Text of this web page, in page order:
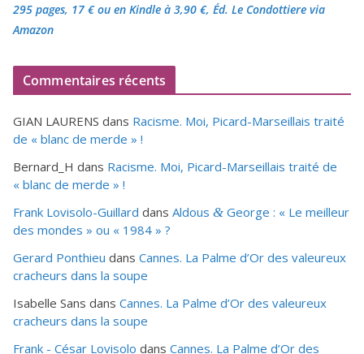
295 pages, 17 €ou en Kindle à 3,90 €, Éd. Le Condottiere via
Amazon
Commentaires récents
GIAN LAURENS dans Racisme. Moi, Picard-Marseillais traité
de « blanc de merde » !
Bernard_H dans Racisme. Moi, Picard-Marseillais traité de
« blanc de merde » !
Frank Lovisolo-Guillard dans Aldous & George : « Le meilleur
des mondes » ou « 1984 » ?
Gerard Ponthieu dans Cannes. La Palme d’Or des valeureux
cracheurs dans la soupe
Isabelle Sans dans Cannes. La Palme d’Or des valeureux
cracheurs dans la soupe
Frank - César Lovisolo dans Cannes. La Palme d’Or des